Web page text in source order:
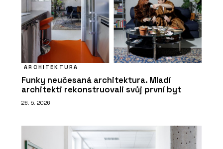
ARCHITEKTURA
Funky neučesaná architektura. Mladí
architekti rekonstruovali svůj první byt
26. 5. 2026